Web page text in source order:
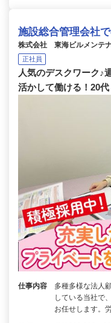
施設総合管理会社
株式会社 東海ビルメンテ
正社員
人気のデスクワーク♪
活かして働ける！20
仕事内容
多種多様な法人
している当社で
お任せします。